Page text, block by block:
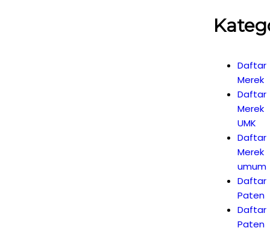
Daftar
Merek
Daftar
Merek
UMK
Daftar
Merek
umum
Daftar
Paten
Daftar
Paten